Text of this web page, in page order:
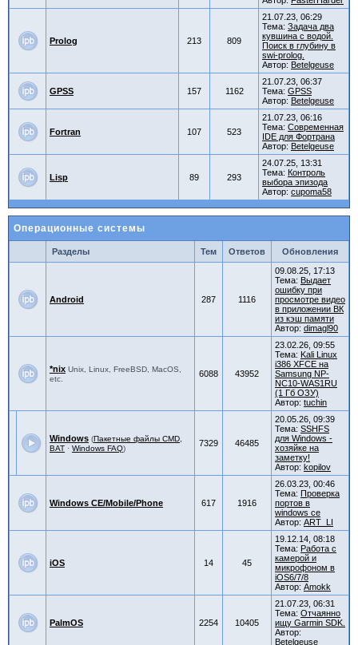
Prolog 213 809
21.07.23, 06:29
Тема: Задача два
кувшина с водой.
Поиск в глубину в
swi-prolog.
Автор: Betelgeuse
GPSS 157 1162
21.07.23, 06:37
Тема: GPSS
Автор: Betelgeuse
Fortran 107 523
21.07.23, 06:16
Тема: Современная
IDE для Фортрана
Автор: Betelgeuse
Lisp 89 293
24.07.25, 13:31
Тема: Контроль
выбора эпизода
Автор: cupoma58
Операционные системы
Разделы Тем Ответов Обновления
Android 287 1116
09.08.25, 17:13
Тема: Выдает
ошибку при
просмотре видео
в приложении ВК
из кэш памяти
Автор: dimagl90
*nix Unix, Linux, FreeBSD, MacOS,
etc.
6088 43952
23.02.26, 09:55
Тема: Kali Linux
i386 XFCE на
Samsung NP-
NC10-WAS1RU
(1 Гб ОЗУ)
Автор: tuchin
Windows (Пакетные файлы CMD,
BAT · Windows FAQ)
7329 46485
20.05.26, 09:39
Тема: SSHFS
для Windows -
хозяйке на
заметку!
Автор: kopilov
Windows CE/Mobile/Phone 617 1916
26.03.23, 00:46
Тема: Проверка
портов в
windows ce
Автор: ART_LI
iOS 14 45
19.12.14, 08:18
Тема: Работа с
камерой и
микрофоном в
iOS6/7/8
Автор: Amokk
PalmOS 2254 10405
21.07.23, 06:31
Тема: Отчаянно
ищу Garmin SDK.
Автор:
Betelgeuse